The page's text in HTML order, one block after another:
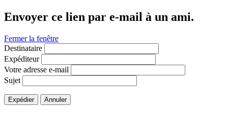
Envoyer ce lien par e-mail à un ami.
Fermer la fenêtre
Destinataire
Expéditeur
Votre adresse e-mail
Sujet
Expédier Annuler